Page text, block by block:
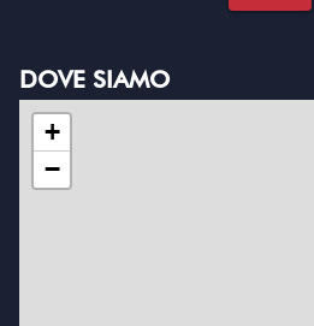
DOVE SIAMO
+
−